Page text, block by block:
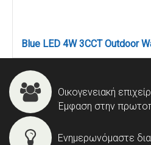
Οικογενειακή
Έμφαση στην
Ενημερωνόμαστε